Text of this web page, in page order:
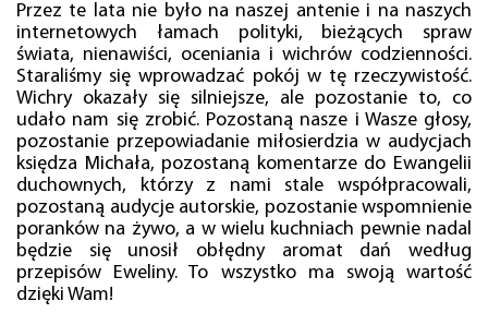
Przez te lata nie było na naszej antenie i na naszych
internetowych łamach polityki, bieżących spraw
świata, nienawiści, oceniania i wichrów codzienności.
Staraliśmy się wprowadzać pokój w tę rzeczywistość.
Wichry okazały się silniejsze, ale pozostanie to, co
udało nam się zrobić. Pozostaną nasze i Wasze głosy,
pozostanie przepowiadanie miłosierdzia w audycjach
księdza Michała, pozostaną komentarze do Ewangelii
duchownych, którzy z nami stale współpracowali,
pozostaną audycje autorskie, pozostanie wspomnienie
poranków na żywo, a w wielu kuchniach pewnie nadal
będzie się unosił obłędny aromat dań według
przepisów Eweliny. To wszystko ma swoją wartość
dzięki Wam!